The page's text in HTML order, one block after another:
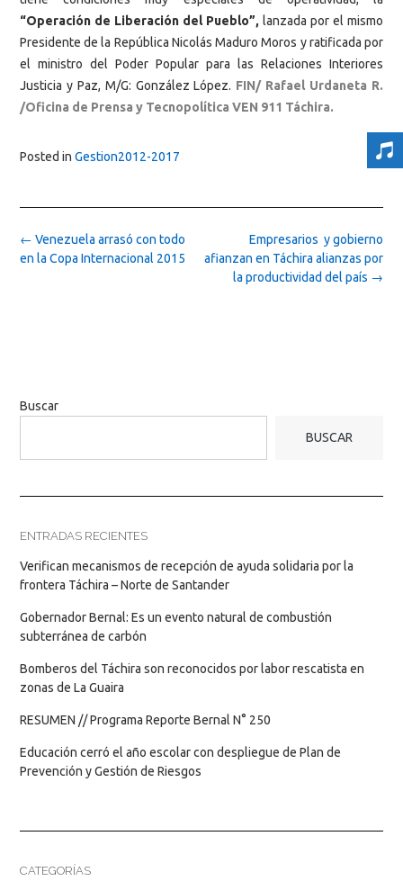
“Operación de Liberación del Pueblo”, lanzada por el mismo
Presidente de la República Nicolás Maduro Moros y ratificada por
el ministro del Poder Popular para las Relaciones Interiores
Justicia y Paz, M/G: González López. FIN/ Rafael Urdaneta R.
/Oficina de Prensa y Tecnopolítica VEN 911 Táchira.
Posted in Gestion2012-2017
Post
navigation
Empresarios y gobierno
afianzan en Táchira alianzas por
la productividad del país →
← Venezuela arrasó con todo
en la Copa Internacional 2015
Buscar
BUSCAR
ENTRADAS RECIENTES
Verifican mecanismos de recepción de ayuda solidaria por la
frontera Táchira – Norte de Santander
Gobernador Bernal: Es un evento natural de combustión
subterránea de carbón
Bomberos del Táchira son reconocidos por labor rescatista en
zonas de La Guaira
RESUMEN // Programa Reporte Bernal N° 250
Educación cerró el año escolar con despliegue de Plan de
Prevención y Gestión de Riesgos
CATEGORÍAS